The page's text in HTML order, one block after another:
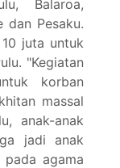
Balaroa,
dan Pesaku.
juta untuk
"Kegiatan
korban
massal
anak-anak
jadi anak
agama